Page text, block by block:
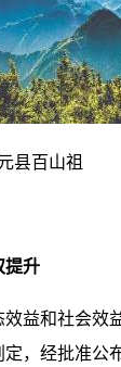
县百山祖
提升
益和社会效
，经批准公